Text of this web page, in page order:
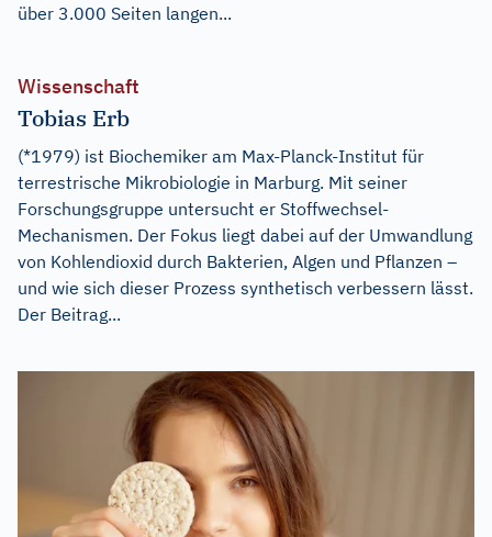
über 3.000 Seiten langen...
Wissenschaft
Tobias Erb
(*1979) ist Biochemiker am Max-Planck-Institut für
terrestrische Mikrobiologie in Marburg. Mit seiner
Forschungsgruppe untersucht er Stoffwechsel-
Mechanismen. Der Fokus liegt dabei auf der Umwandlung
von Kohlendioxid durch Bakterien, Algen und Pflanzen –
und wie sich dieser Prozess synthetisch verbessern lässt.
Der Beitrag...